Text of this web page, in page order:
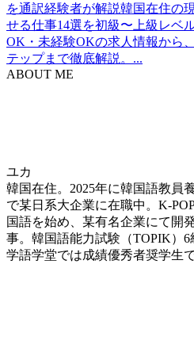
を通訳経験者が解説韓国在住の
せる仕事14選を初級〜上級レベ
OK・未経験OKの求人情報から
テップまで徹底解説。...
ABOUT ME
ユカ
韓国在住。2025年に韓国語教員
で某日系大企業に在職中。K-
国語を始め、某有名企業にて開
事。韓国語能力試験（TOPIK）
学語学堂では成績優秀者奨学生で